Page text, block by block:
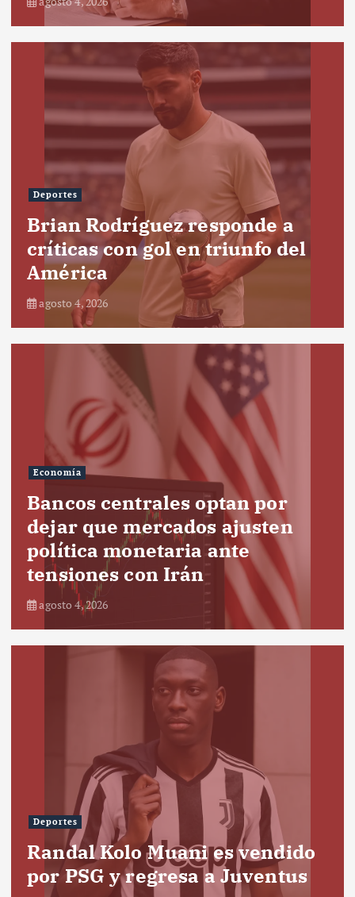
Deportes
Brian Rodríguez responde a
críticas con gol en triunfo del
América
agosto 4, 2026
Economía
Bancos centrales optan por
dejar que mercados ajusten
política monetaria ante
tensiones con Irán
agosto 4, 2026
Deportes
Randal Kolo Muani es vendido
por PSG y regresa a Juventus